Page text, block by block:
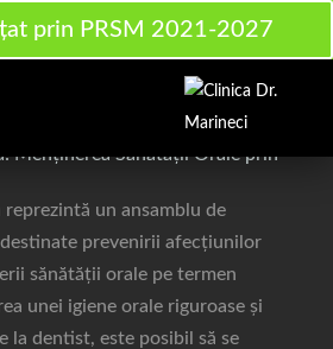
prin PRSM 2021-2027
Menținerea Sănătății Orale prin
reprezintă un ansamblu de
prevenirii afecțiunilor
sănătății orale pe termen
unei igiene orale riguroase și
la dentist, este posibil să se